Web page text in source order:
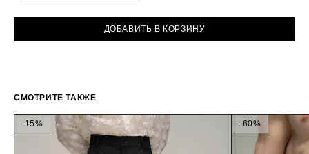
ДОБАВИТЬ В КОРЗИНУ
СМОТРИТЕ ТАКЖЕ
-15% -60%